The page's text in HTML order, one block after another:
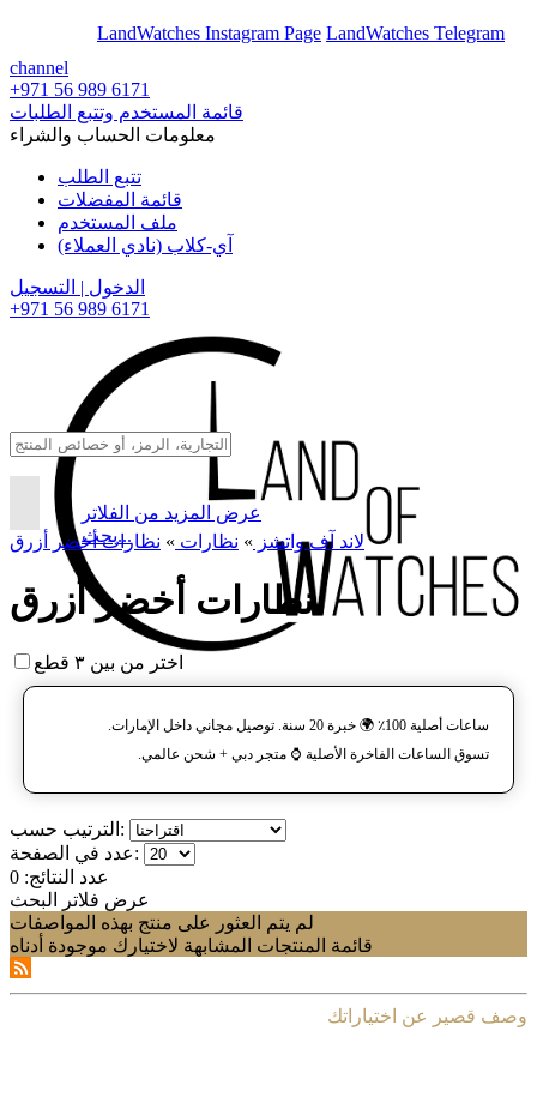
LandWatches Instagram Page LandWatches Telegram
channel
+971 56 989 6171
قائمة المستخدم وتتبع الطلبات
معلومات الحساب والشراء
تتبع الطلب
قائمة المفضلات
ملف المستخدم
آي-كلاب (نادي العملاء)
الدخول | التسجيل
+971 56 989 6171
عرض المزيد من الفلاتر
بحث...
لاند آف واتشز » نظارات » نظارات أخضر أزرق
نظارات أخضر أزرق
اختر من بين ٣ قطع
ساعات أصلية 100٪ 🌍 خبرة 20 سنة. توصيل مجاني داخل الإمارات.
تسوق الساعات الفاخرة الأصلية ⌚️ متجر دبي + شحن عالمي.
الترتيب حسب:
عدد في الصفحة:
عدد النتائج: 0
عرض فلاتر البحث
لم يتم العثور على منتج بهذه المواصفات
قائمة المنتجات المشابهة لاختيارك موجودة أدناه
وصف قصير عن اختياراتك